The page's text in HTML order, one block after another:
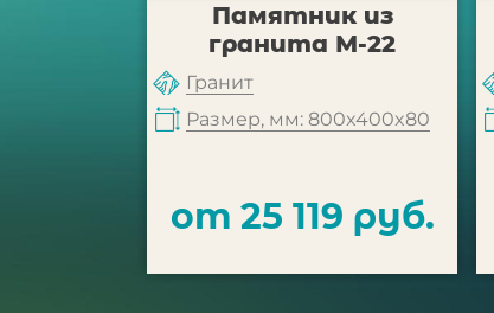
Памятник из
гранита М-22
Гранит
Размер, мм: 800x400x80
от 25 119 руб.